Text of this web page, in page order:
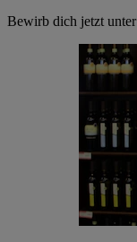
Bewirb dich jetzt unter